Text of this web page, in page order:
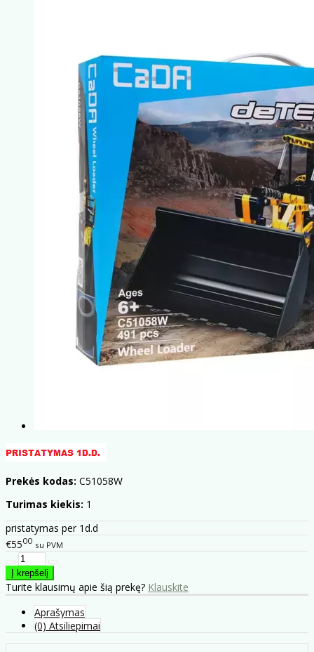
Prekės kodas: C51058W
Turimas kiekis: 1
pristatymas per 1d.d
€5500 su PVM
Turite klausimų apie šią prekę? Klauskite
Aprašymas
(0) Atsiliepimai